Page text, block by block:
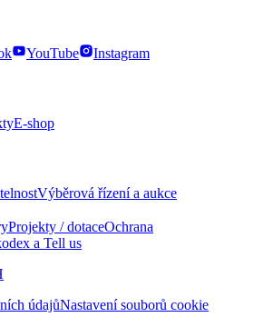
YouTube Instagram
E-shop
Výběrová řízení a aukce
Projekty / dotaceOchrana
a Tell us
údajůNastavení souborů cookie